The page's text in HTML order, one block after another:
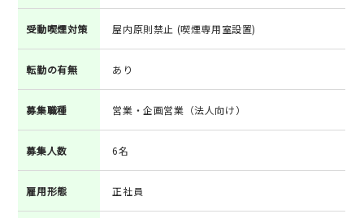
受動喫煙対策 屋内原則禁止 (喫煙専用室設置)
転勤の有無 あり
募集職種 営業・企画営業（法人向け）
募集人数 6名
雇用形態 正社員